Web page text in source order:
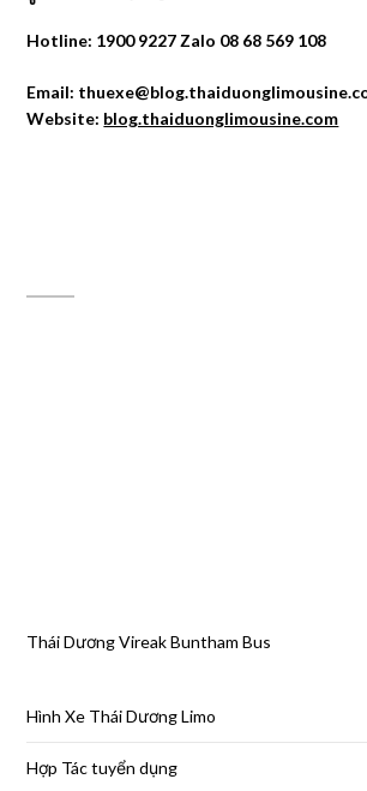
Hotline: 1900 9227 Zalo 08 68 569 108
Email:
Website: blog.thaiduonglimousine.com
Thái Dương Vireak Buntham Bus
Hình Xe Thái Dương Limo
Hợp Tác tuyển dụng